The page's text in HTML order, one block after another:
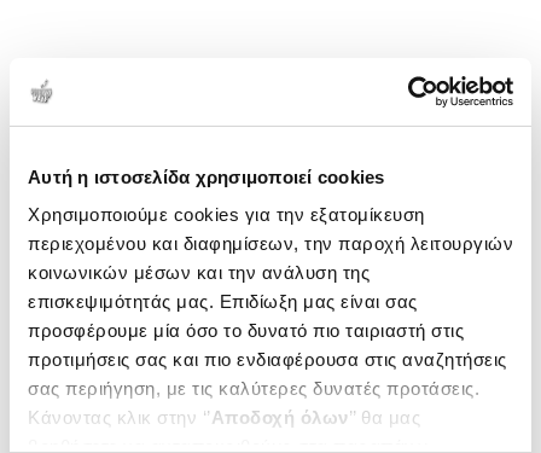
Αυτή η ιστοσελίδα χρησιμοποιεί cookies
Χρησιμοποιούμε cookies για την εξατομίκευση
περιεχομένου και διαφημίσεων, την παροχή λειτουργιών
κοινωνικών μέσων και την ανάλυση της
επισκεψιμότητάς μας. Επιδίωξη μας είναι σας
προσφέρουμε μία όσο το δυνατό πιο ταιριαστή στις
προτιμήσεις σας και πιο ενδιαφέρουσα στις αναζητήσεις
σας περιήγηση, με τις καλύτερες δυνατές προτάσεις.
Κάνοντας κλικ στην ‘’Αποδοχή όλων’’ θα μας